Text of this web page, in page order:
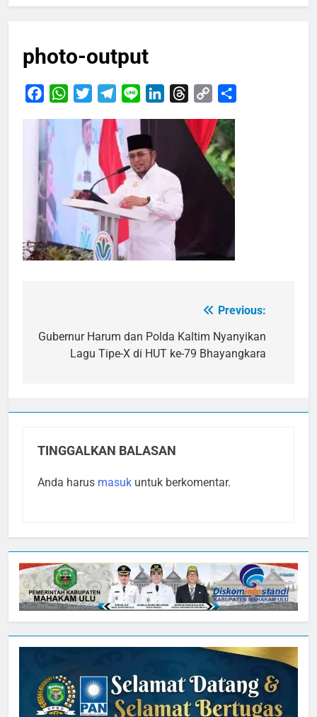
photo-output
FacebookWhatsApp
TwitterTelegram
Line LinkedInThreads
Copy
pos
Previous:
Gubernur Harum dan Polda Kaltim Nyanyikan
Lagu Tipe-X di HUT ke-79 Bhayangkara
TINGGALKAN BALASAN
Anda harus masuk untuk berkomentar.